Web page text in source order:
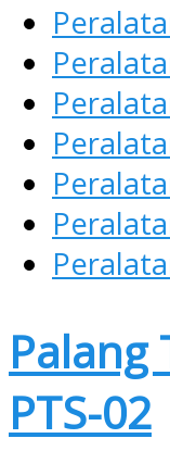
Palang
PTS-02